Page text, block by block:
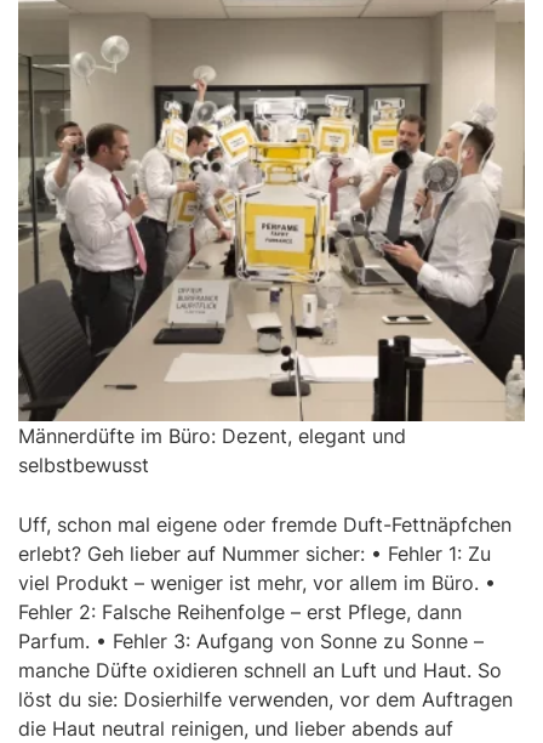
Männerdüfte im Büro: Dezent, elegant und
selbstbewusst
Uff, schon mal eigene oder fremde Duft-Fettnäpfchen
erlebt? Geh lieber auf Nummer sicher: • Fehler 1: Zu
viel Produkt – weniger ist mehr, vor allem im Büro. •
Fehler 2: Falsche Reihenfolge – erst Pflege, dann
Parfum. • Fehler 3: Aufgang von Sonne zu Sonne –
manche Düfte oxidieren schnell an Luft und Haut. So
löst du sie: Dosierhilfe verwenden, vor dem Auftragen
die Haut neutral reinigen, und lieber abends auf